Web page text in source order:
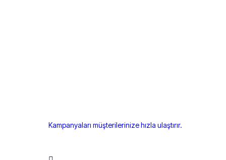
Kampanyaları müşterilerinize hızla ulaştırır.